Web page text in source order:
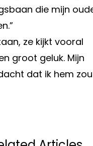
die mijn
ze kijkt vooral
groot geluk. Mijn
dat ik hem zou